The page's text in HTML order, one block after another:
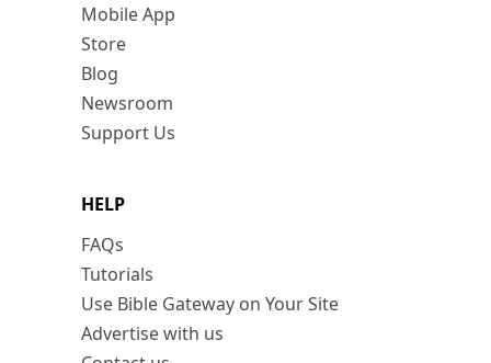
Mobile App
Store
Blog
Newsroom
Support Us
HELP
FAQs
Tutorials
Use Bible Gateway on Your Site
Advertise with us